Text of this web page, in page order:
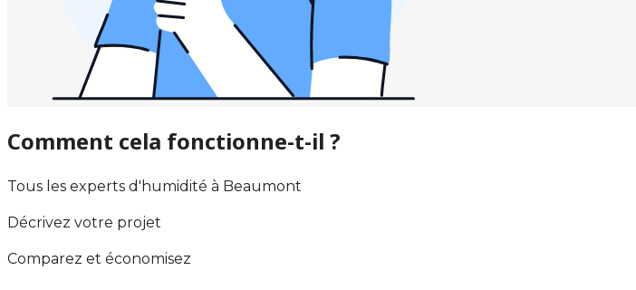
Comment cela fonctionne-t-il ?
Tous les experts d'humidité à Beaumont
Décrivez votre projet
Comparez et économisez